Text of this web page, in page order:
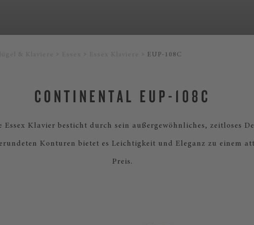
EUP-108C
CONTINENTAL EUP-108C
Essex Klavier besticht durch sein außergewöhnliches, zeitloses
Konturen bietet es Leichtigkeit und Eleganz zu einem
Preis.